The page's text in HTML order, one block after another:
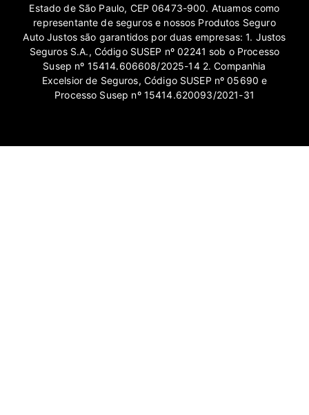
Estado de São Paulo, CEP 06473-900. Atuamos como
representante de seguros e nossos Produtos Seguro
Auto Justos são garantidos por duas empresas: 1. Justos
Seguros S.A., Código SUSEP nº 02241 sob o Processo
Susep nº 15414.606608/2025-14 2. Companhia
Excelsior de Seguros, Código SUSEP nº 05690 e
Processo Susep nº 15414.620093/2021-31